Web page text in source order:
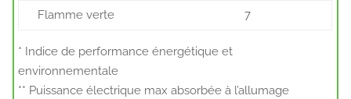
Flamme verte 7
* Indice de performance énergétique et
environnementale
** Puissance électrique max absorbée à l’allumage